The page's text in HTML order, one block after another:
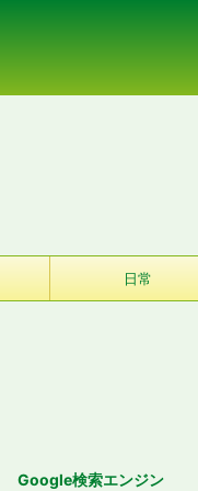
日常
Google検索エンジン